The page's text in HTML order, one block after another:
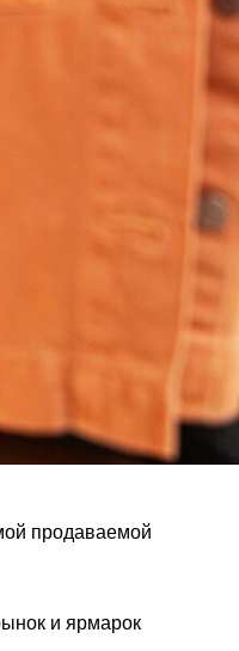
продаваемой
и ярмарок